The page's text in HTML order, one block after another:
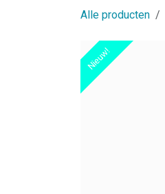
Alle producten
Nieuw!